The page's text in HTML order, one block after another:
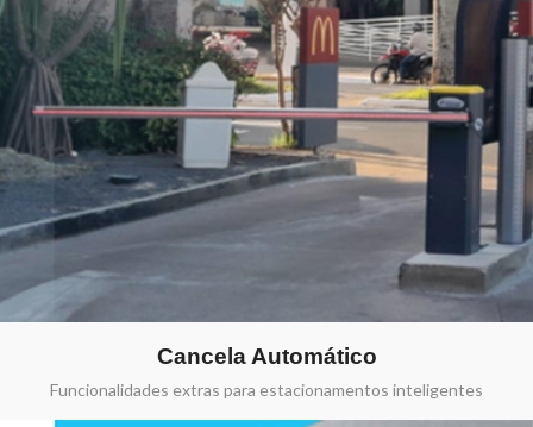
Cancela Automático
Funcionalidades extras para estacionamentos inteligentes